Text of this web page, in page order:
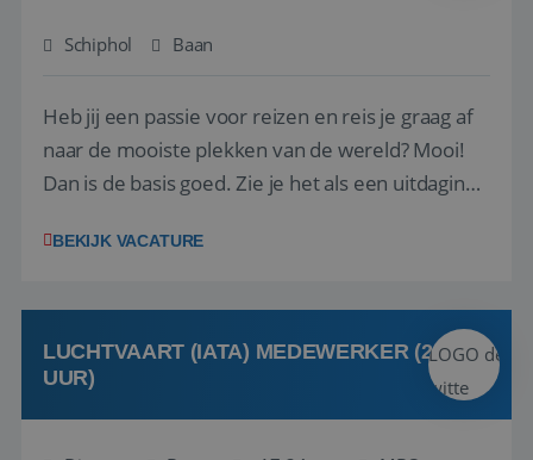
Schiphol Baan
Heb jij een passie voor reizen en reis je graag af
naar de mooiste plekken van de wereld? Mooi!
Dan is de basis goed. Zie je het als een uitdaging
het samenstellen en boeken van de perfecte
deze onderdelen zijn nu samen gevoegd...
BEKIJK VACATURE
LUCHTVAART (IATA) MEDEWERKER (24-32
UUR)